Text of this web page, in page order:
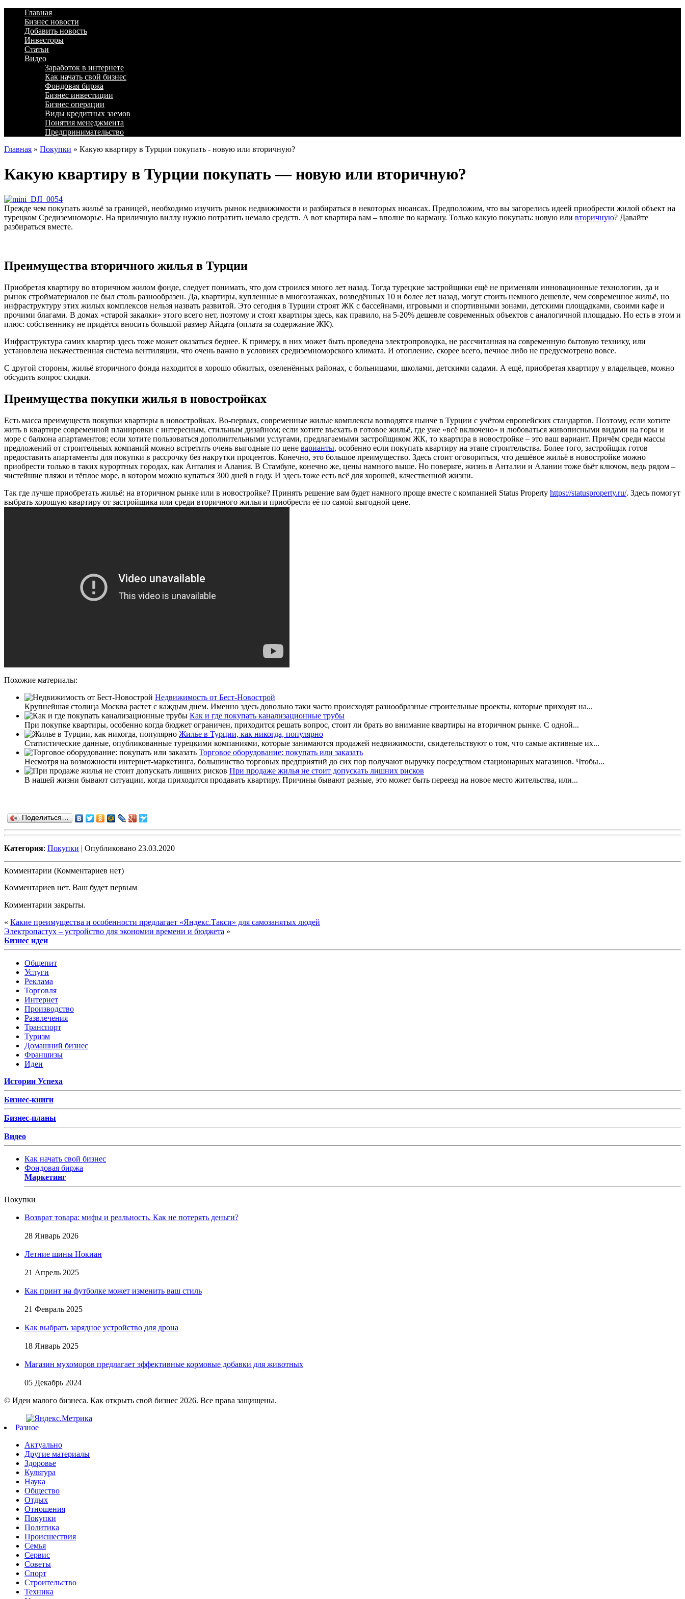
Главная
Бизнес новости
Добавить новость
Инвесторы
Статьи
Видео
Заработок в интернете
Как начать свой бизнес
Фондовая биржа
Бизнес инвестиции
Бизнес операции
Виды кредитных заемов
Понятия менеджмента
Предпринимательство
Главная » Покупки » Какую квартиру в Турции покупать - новую или вторичную?
Какую квартиру в Турции покупать — новую или вторичную?
Прежде чем покупать жильё за границей, необходимо изучить рынок недвижимости и разбираться в некоторых нюансах. Предположим, что вы загорелись идеей приобрести жилой объект на
турецком Средиземноморье. На приличную виллу нужно потратить немало средств. А вот квартира вам – вполне по карману. Только какую покупать: новую или вторичную? Давайте
разбираться вместе.
Преимущества вторичного жилья в Турции
Приобретая квартиру во вторичном жилом фонде, следует понимать, что дом строился много лет назад. Тогда турецкие застройщики ещё не применяли инновационные технологии, да и
рынок стройматериалов не был столь разнообразен. Да, квартиры, купленные в многоэтажках, возведённых 10 и более лет назад, могут стоить немного дешевле, чем современное жильё, но
инфраструктуру этих жилых комплексов нельзя назвать развитой. Это сегодня в Турции строят ЖК с бассейнами, игровыми и спортивными зонами, детскими площадками, своими кафе и
прочими благами. В домах «старой закалки» этого всего нет, поэтому и стоят квартиры здесь, как правило, на 5-20% дешевле современных объектов с аналогичной площадью. Но есть в этом и
плюс: собственнику не придётся вносить большой размер Айдата (оплата за содержание ЖК).
Инфраструктура самих квартир здесь тоже может оказаться беднее. К примеру, в них может быть проведена электропроводка, не рассчитанная на современную бытовую технику, или
установлена некачественная система вентиляции, что очень важно в условиях средиземноморского климата. И отопление, скорее всего, печное либо не предусмотрено вовсе.
С другой стороны, жильё вторичного фонда находится в хорошо обжитых, озеленённых районах, с больницами, школами, детскими садами. А ещё, приобретая квартиру у владельцев, можно
обсудить вопрос скидки.
Преимущества покупки жилья в новостройках
Есть масса преимуществ покупки квартиры в новостройках. Во-первых, современные жилые комплексы возводятся нынче в Турции с учётом европейских стандартов. Поэтому, если хотите
жить в квартире современной планировки с интересным, стильным дизайном; если хотите въехать в готовое жильё, где уже «всё включено» и любоваться живописными видами на горы и
море с балкона апартаментов; если хотите пользоваться дополнительными услугами, предлагаемыми застройщиком ЖК, то квартира в новостройке – это ваш вариант. Причём среди массы
предложений от строительных компаний можно встретить очень выгодные по цене варианты, особенно если покупать квартиру на этапе строительства. Более того, застройщик готов
предоставить апартаменты для покупки в рассрочку без накрутки процентов. Конечно, это большое преимущество. Здесь стоит оговориться, что дешёвое жильё в новостройке можно
приобрести только в таких курортных городах, как Анталия и Алания. В Стамбуле, конечно же, цены намного выше. Но поверьте, жизнь в Анталии и Алании тоже бьёт ключом, ведь рядом –
чистейшие пляжи и тёплое море, в котором можно купаться 300 дней в году. И здесь тоже есть всё для хорошей, качественной жизни.
Так где лучше приобретать жильё: на вторичном рынке или в новостройке? Принять решение вам будет намного проще вместе с компанией Status Property https://statusproperty.ru/. Здесь помогут
выбрать хорошую квартиру от застройщика или среди вторичного жилья и приобрести её по самой выгодной цене.
Похожие материалы:
Недвижимость от Бест-Новострой
Крупнейшая столица Москва растет с каждым днем. Именно здесь довольно таки часто происходят разнообразные строительные проекты, которые приходят на...
Как и где покупать канализационные трубы
При покупке квартиры, особенно когда бюджет ограничен, приходится решать вопрос, стоит ли брать во внимание квартиры на вторичном рынке. С одной...
Жилье в Турции, как никогда, популярно
Статистические данные, опубликованные турецкими компаниями, которые занимаются продажей недвижимости, свидетельствуют о том, что самые активные их...
Торговое оборудование: покупать или заказать
Несмотря на возможности интернет-маркетинга, большинство торговых предприятий до сих пор получают выручку посредством стационарных магазинов. Чтобы...
При продаже жилья не стоит допускать лишних рисков
В нашей жизни бывают ситуации, когда приходится продавать квартиру. Причины бывают разные, это может быть переезд на новое место жительства, или...
Поделиться…
Категория: Покупки | Опубликовано 23.03.2020
Комментарии (Комментариев нет)
Комментариев нет. Ваш будет первым
Комментарии закрыты.
« Какие преимущества и особенности предлагает «Яндекс.Такси» для самозанятых людей
Электропастух – устройство для экономии времени и бюджета »
Бизнес идеи
Общепит
Услуги
Реклама
Торговля
Интернет
Производство
Развлечения
Транспорт
Туризм
Домашний бизнес
Франшизы
Идеи
Истории Успеха
Бизнес-книги
Бизнес-планы
Видео
Как начать свой бизнес
Фондовая биржа
Маркетинг
Покупки
Возврат товара: мифы и реальность. Как не потерять деньги?
28 Январь 2026
Летние шины Нокиан
21 Апрель 2025
Как принт на футболке может изменить ваш стиль
21 Февраль 2025
Как выбрать зарядное устройство для дрона
18 Январь 2025
Магазин мухоморов предлагает эффективные кормовые добавки для животных
05 Декабрь 2024
© Идеи малого бизнеса. Как открыть свой бизнес 2026. Все права защищены.
Разное
Актуально
Другие материалы
Здоровье
Культура
Наука
Общество
Отдых
Отношения
Покупки
Политика
Происшествия
Семья
Сервис
Советы
Спорт
Строительство
Техника